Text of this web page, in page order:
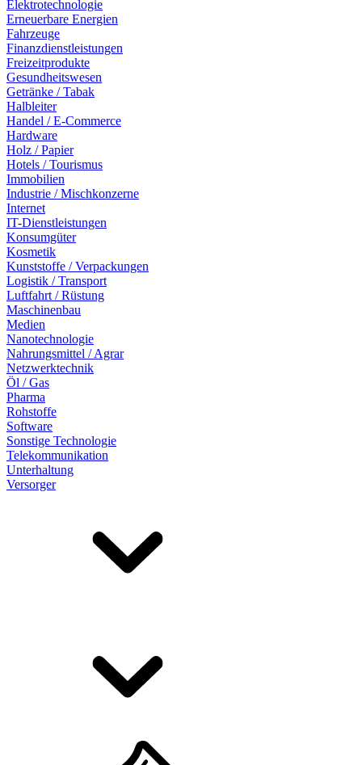
Elektrotechnologie
Erneuerbare Energien
Fahrzeuge
Finanzdienstleistungen
Freizeitprodukte
Gesundheitswesen
Getränke / Tabak
Halbleiter
Handel / E-Commerce
Hardware
Holz / Papier
Hotels / Tourismus
Immobilien
Industrie / Mischkonzerne
Internet
IT-Dienstleistungen
Konsumgüter
Kosmetik
Kunststoffe / Verpackungen
Logistik / Transport
Luftfahrt / Rüstung
Maschinenbau
Medien
Nanotechnologie
Nahrungsmittel / Agrar
Netzwerktechnik
Öl / Gas
Pharma
Rohstoffe
Software
Sonstige Technologie
Telekommunikation
Unterhaltung
Versorger